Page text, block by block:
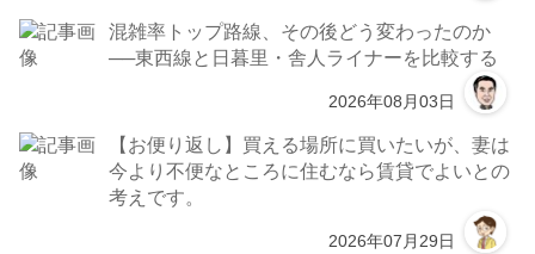
混雑率トップ路線、その後どう変わったのか
──東西線と日暮里・舎人ライナーを比較する
2026年08月03日
【お便り返し】買える場所に買いたいが、妻は
今より不便なところに住むなら賃貸でよいとの
考えです。
2026年07月29日